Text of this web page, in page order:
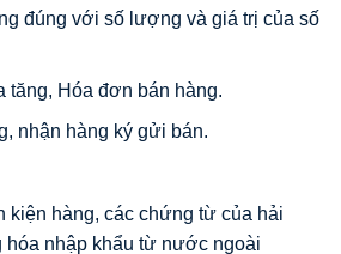
đúng với số lượng và giá trị của số
tăng, Hóa đơn bán hàng.
nhận hàng ký gửi bán.
kiện hàng, các chứng từ của hải
hóa nhập khẩu từ nước ngoài